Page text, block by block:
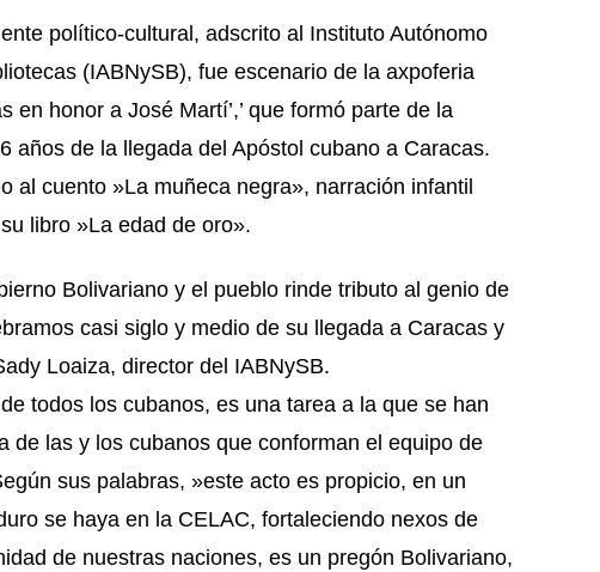
político-cultural, adscrito al Instituto Autónomo
(IABNySB), fue escenario de la axpoferia
honor a José Martí’,’ que formó parte de la
años de la llegada del Apóstol cubano a Caracas.
al cuento »La muñeca negra», narración infantil
libro »La edad de oro».
Bolivariano y el pueblo rinde tributo al genio de
casi siglo y medio de su llegada a Caracas y
Loaiza, director del IABNySB.
todos los cubanos, es una tarea a la que se han
de las y los cubanos que conforman el equipo de
sus palabras, »este acto es propicio, en un
se haya en la CELAC, fortaleciendo nexos de
de nuestras naciones, es un pregón Bolivariano,